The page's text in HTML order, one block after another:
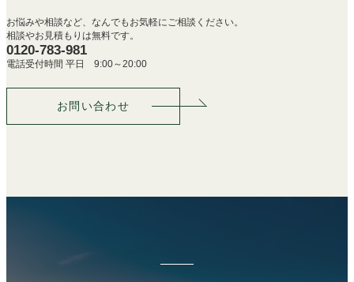
お悩みや相談など、なんでもお気軽にご相談ください。
相談やお見積もりは無料です。
0120-783-981
電話受付時間 平日 9:00～20:00
お問い合わせ